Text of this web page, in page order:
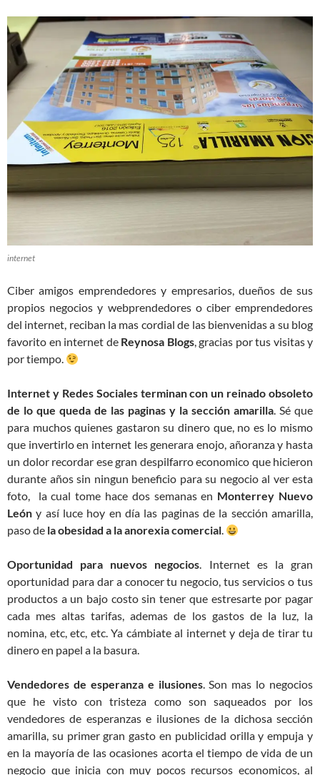
internet
Ciber amigos emprendedores y empresarios, dueños de sus
propios negocios y webprendedores o ciber emprendedores
del internet, reciban la mas cordial de las bienvenidas a su blog
favorito en internet de Reynosa Blogs, gracias por tus visitas y
por tiempo.
Internet y Redes Sociales terminan con un reinado obsoleto
de lo que queda de las paginas y la sección amarilla. Sé que
para muchos quienes gastaron su dinero que, no es lo mismo
que invertirlo en internet les generara enojo, añoranza y hasta
un dolor recordar ese gran despilfarro economico que hicieron
durante años sin ningun beneficio para su negocio al ver esta
foto, la cual tome hace dos semanas en Monterrey Nuevo
León y así luce hoy en día las paginas de la sección amarilla,
paso de la obesidad a la anorexia comercial.
Oportunidad para nuevos negocios. Internet es la gran
oportunidad para dar a conocer tu negocio, tus servicios o tus
productos a un bajo costo sin tener que estresarte por pagar
cada mes altas tarifas, ademas de los gastos de la luz, la
nomina, etc, etc, etc. Ya cámbiate al internet y deja de tirar tu
dinero en papel a la basura.
Vendedores de esperanza e ilusiones. Son mas lo negocios
que he visto con tristeza como son saqueados por los
vendedores de esperanzas e ilusiones de la dichosa sección
amarilla, su primer gran gasto en publicidad orilla y empuja y
en la mayoría de las ocasiones acorta el tiempo de vida de un
negocio que inicia con muy pocos recursos economicos, al